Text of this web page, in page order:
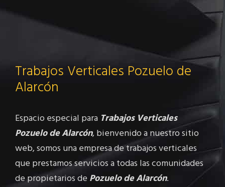
Trabajos Verticales Pozuelo de
Alarcón
Espacio especial para Trabajos Verticales
Pozuelo de Alarcón, bienvenido a nuestro sitio
web, somos una empresa de trabajos verticales
que prestamos servicios a todas las comunidades
de propietarios dePozuelo de Alarcón.